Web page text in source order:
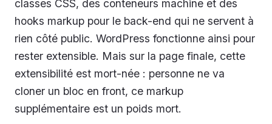
classes CSS, des conteneurs machine et des
hooks markup pour le back-end qui ne servent à
rien côté public. WordPress fonctionne ainsi pour
rester extensible. Mais sur la page finale, cette
extensibilité est mort-née : personne ne va
cloner un bloc en front, ce markup
supplémentaire est un poids mort.